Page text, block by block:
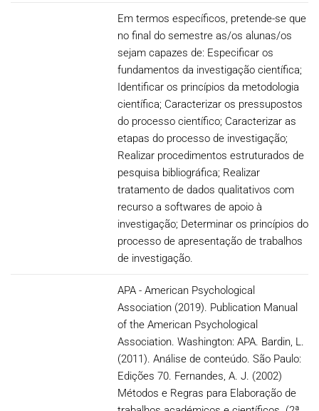
Em termos específicos, pretende-se que
no final do semestre as/os alunas/os
sejam capazes de: Especificar os
fundamentos da investigação científica;
Identificar os princípios da metodologia
científica; Caracterizar os pressupostos
do processo científico; Caracterizar as
etapas do processo de investigação;
Realizar procedimentos estruturados de
pesquisa bibliográfica; Realizar
tratamento de dados qualitativos com
recurso a softwares de apoio à
investigação; Determinar os princípios do
processo de apresentação de trabalhos
de investigação.
APA - American Psychological
Association (2019). Publication Manual
of the American Psychological
Association. Washington: APA. Bardin, L.
(2011). Análise de conteúdo. São Paulo:
Edições 70. Fernandes, A. J. (2002)
Métodos e Regras para Elaboração de